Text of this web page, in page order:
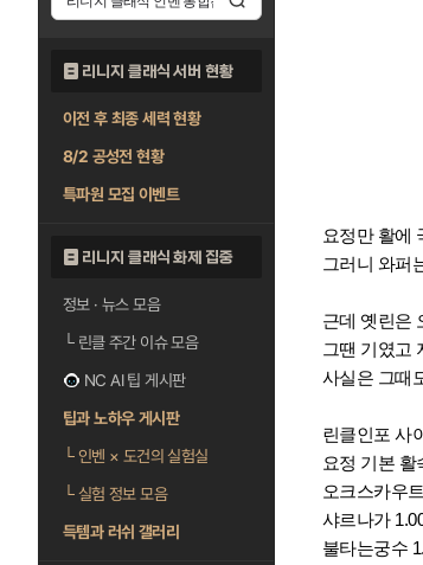
리니지 클래식 서버 현황
이전 후 최종 세력 현황
8/2 공성전 현황
특파원 모집 이벤트
리니지 클래식 화제 집중
정보 · 뉴스 모음
└린클 주간 이슈 모음
NC AI 팁 게시판
팁과 노하우 게시판
└인벤 × 도건의 실험실
└실험 정보 모음
득템과 러쉬 갤러리
요정만 활에
그러니 와퍼
근데 옛린은
그땐 기였고
사실은 그때
린클인포 사
요정 기본 활
오크스카우
샤르나가
불타는궁수